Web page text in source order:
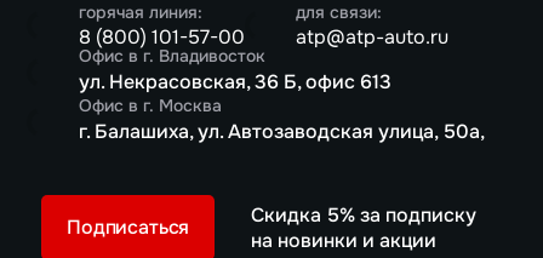
горячая линия:
8 (800) 101-57-00
для связи:
atp@atp-auto.ru
Офис в г. Владивосток
ул. Некрасовская, 36 Б, офис 613
Офис в г. Москва
г. Балашиха, ул. Автозаводская улица, 50а,
Скидка 5% за подписку
на новинки и акции
Подписаться